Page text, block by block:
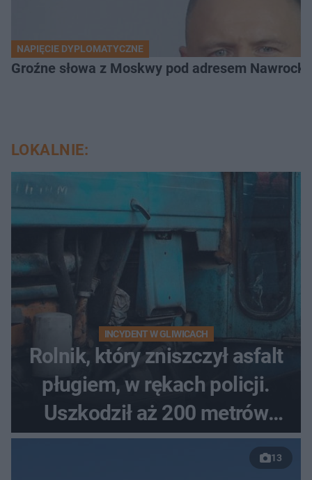
NAPIĘCIE DYPLOMATYCZNE
Groźne słowa z Moskwy pod adresem
LOKALNIE:
INCYDENT W GLIWICACH
Rolnik, który zniszczył asfalt
pługiem, w rękach policji.
Uszkodził aż 200 metrów
nowej drogi
13